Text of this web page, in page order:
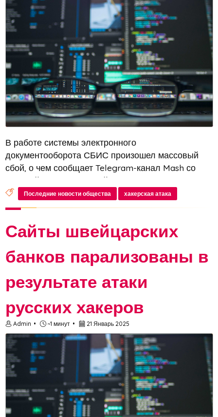
В работе системы электронного
документооборота СБИС произошел массовый
сбой, о чем сообщает Telegram-канал Mash со
ссылкой на неназванный источник в компании. По
информации канала, около 4 миллионов
пользователей столкнулись с проблемами:
Последние новости общества хакерская атака
Сайты швейцарских
банков парализованы в
результате атаки
русских хакеров
Admin ~1 минут 21 Январь 2025